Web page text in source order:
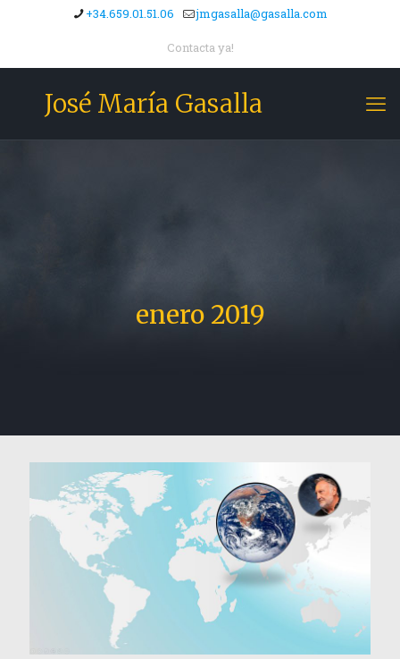
+34.659.01.51.06 jmgasalla@gasalla.com
Contacta ya!
José María Gasalla
enero 2019